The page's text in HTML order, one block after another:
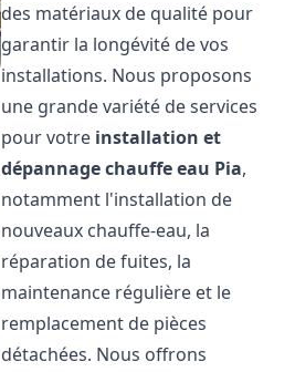
des matériaux de qualité pour
garantir la longévité de vos
installations. Nous proposons
une grande variété de services
pour votre installation et
dépannage chauffe eau Pia,
notamment l'installation de
nouveaux chauffe-eau, la
réparation de fuites, la
maintenance régulière et le
remplacement de pièces
détachées. Nous offrons